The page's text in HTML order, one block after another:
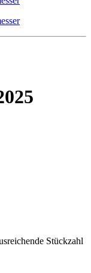
Stückzahl